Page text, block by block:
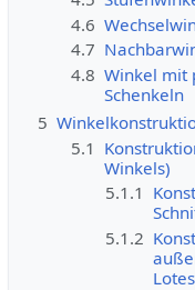
4.6
4.7
4.8 Winkel mit
Schenkeln
5
5.1
Winkels)
5.1.1
5.1.2